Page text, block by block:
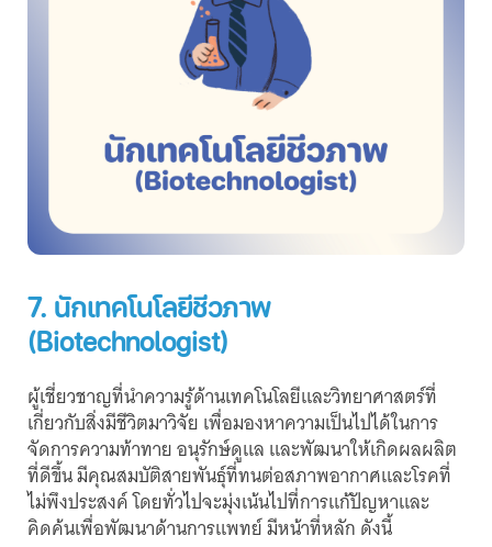
7. นักเทคโนโลยีชีวภาพ
(Biotechnologist)
ผู้เชี่ยวชาญที่นำความรู้ด้านเทคโนโลยีและวิทยาศาสตร์ที่
เกี่ยวกับสิ่งมีชีวิตมาวิจัย เพื่อมองหาความเป็นไปได้ในการ
จัดการความท้าทาย อนุรักษ์ดูแล และพัฒนาให้เกิดผลผลิต
ที่ดีขึ้น มีคุณสมบัติสายพันธุ์ที่ทนต่อสภาพอากาศและโรคที่
ไม่พึงประสงค์ โดยทั่วไปจะมุ่งเน้นไปที่การแก้ปัญหาและ
คิดค้นเพื่อพัฒนาด้านการแพทย์ มีหน้าที่หลัก ดังนี้